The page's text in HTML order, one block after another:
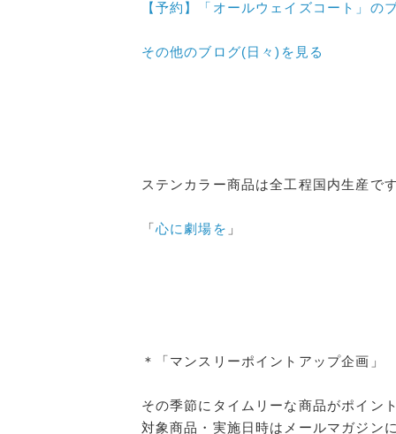
【予約】「オールウェイズコート」の
その他のブログ(日々) を見る
ステンカラー商品は全工程国内生産です
「心に劇場を 」
＊「マンスリーポイントアップ企画」
その季節にタイムリーな商品がポイン
対象商品・実施日時はメールマガジン